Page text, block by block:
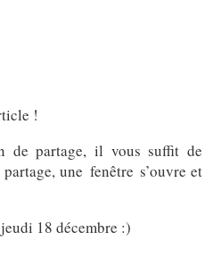
!
de partage, il vous suffit de
une fenêtre s’ouvre et
18 décembre :)